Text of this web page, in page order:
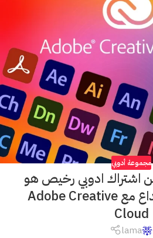
مجموعة أدوبي
اشتراك ادوبي رخيص هو
بوابتك لعالم الإبداع مع Adobe Creative
Cloud
lama